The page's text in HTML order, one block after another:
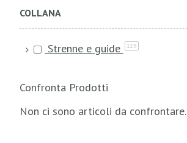
COLLANA
Strenne e guide 115
Confronta Prodotti
Non ci sono articoli da confrontare.